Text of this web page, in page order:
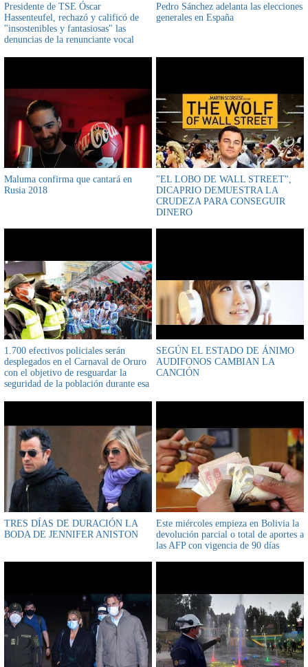
Presidente de TSE Óscar
Hassenteufel, rechazó y calificó de
"insostenibles y fantasiosas" las
denuncias de la renunciante vocal
Pedro Sánchez adelanta las elecciones
generales en España
Maluma confirma que cantará en
Rusia 2018
"EL LOBO DE WALL STREET",
DICAPRIO DEMUESTRA LA
CRUDEZA PARA CONSEGUIR
DINERO
1.700 efectivos policiales serán
desplegados en el Carnaval de Oruro
con el objetivo de resguardar la
seguridad de la población durante esa
SEGÚN EL ESTADO DE ÁNIMO
AUDIFONOS CAMBIAN LA
CANCIÓN
TRES DÍAS DE DURACIÓN LA
BODA DE JENNIFER ANISTON
Este miércoles empieza en Bolivia la
devolución parcial o total de aportes a
las AFP con vigencia de 90 días